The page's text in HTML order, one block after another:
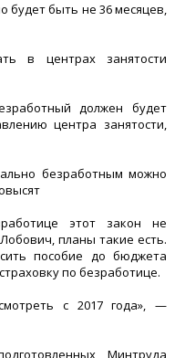
быть не 36 месяцев,
в центрах занятости
должен будет
центра занятости,
безработным можно
этот закон не
планы такие есть.
пособие до бюджета
по безработице.
с 2017 года», —
Минтруда